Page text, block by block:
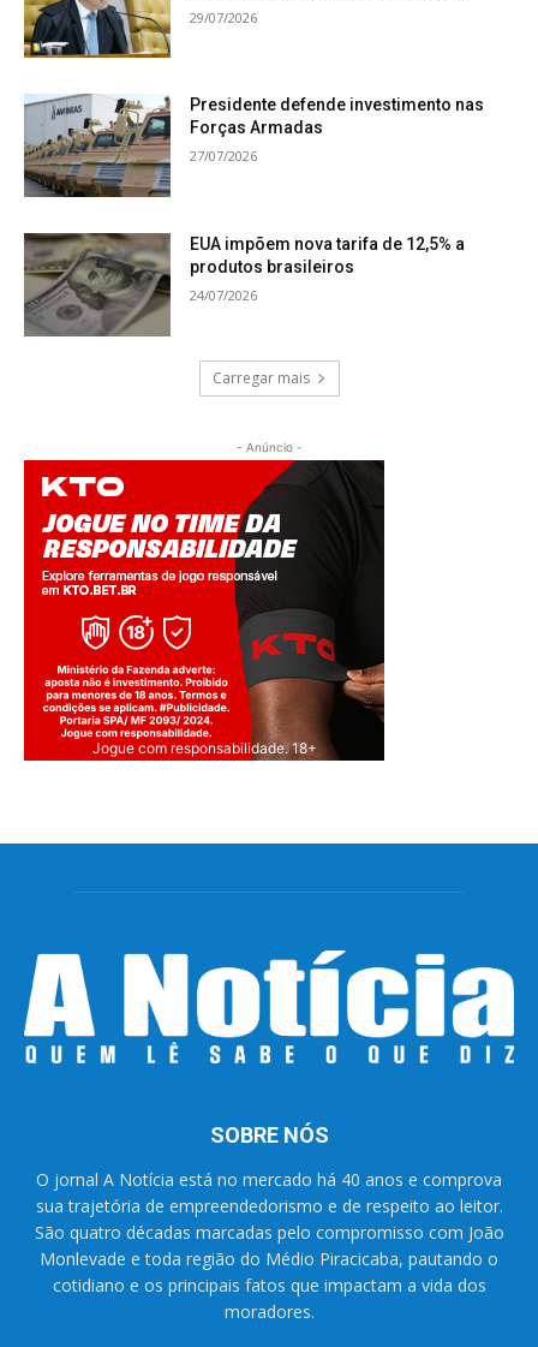
29/07/2026
Presidente defende investimento nas
Forças Armadas
27/07/2026
EUA impõem nova tarifa de 12,5% a
produtos brasileiros
24/07/2026
Carregar mais
- Anúncio -
Jogue com responsabilidade. 18+
SOBRE NÓS
O jornal A Notícia está no mercado há 40 anos e comprova
sua trajetória de empreendedorismo e de respeito ao leitor.
São quatro décadas marcadas pelo compromisso com João
Monlevade e toda região do Médio Piracicaba, pautando o
cotidiano e os principais fatos que impactam a vida dos
moradores.